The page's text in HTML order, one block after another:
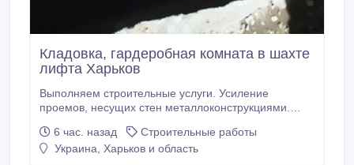
Кладовка, гардеробная комната в шахте
лифта Харьков
Выполняем строительные услуги. Усиление
проемов, несущих стен металлоконструкциями.
монтажные работы. Закупка, доставка металла для
усиления проемов. Проектирование,
6 час. назад
Строительные работы
Украина, Харьков и область